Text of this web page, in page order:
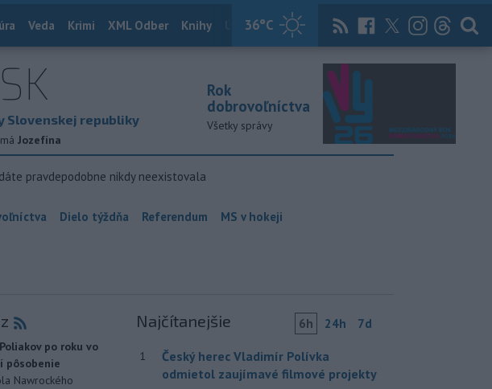
36°C
Veda Krimi XML Odber Knihy Útulkovo Magazín News Now Archív
Slovenskej republiky
Jozefína
Rok
dobrovoľníctva
Všetky správy
pravdepodobne nikdy neexistovala
Dielo týždňa Referendum MS v hokeji
po roku vo
pôsobenie
Nawrockého
Najčítanejšie 6h 24h 7d
1
Český herec Vladimír Polívka
odmietol zaujímavé filmové projekty